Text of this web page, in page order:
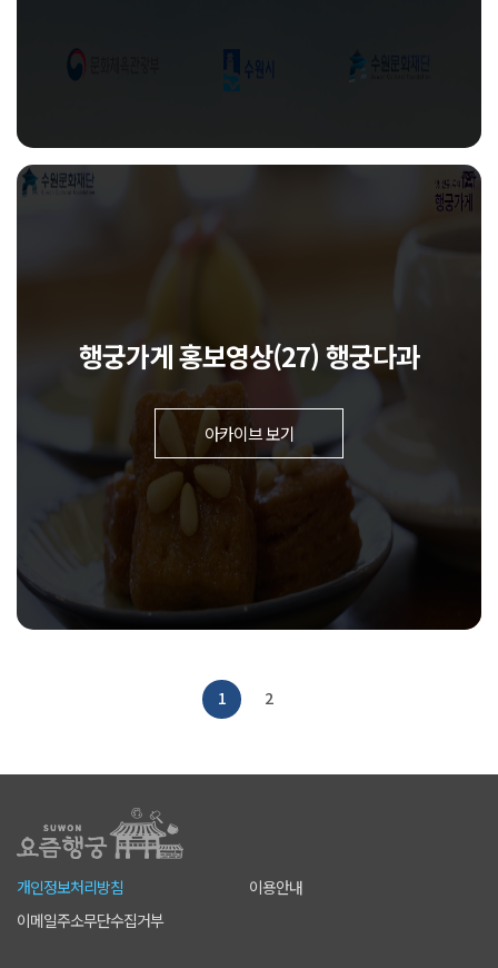
행궁가게 홍보영상(27) 행궁다과
아카이브 보기
1 2
개인정보처리방침
이용안내
이메일주소무단수집거부